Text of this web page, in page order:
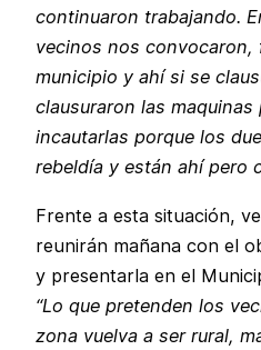
continuaron trabajando.
vecinos nos convocaron,
municipio y ahí si se
clausuraron las
incautarlas porque los
rebeldía y están ahí pero
Frente a esta situación,
reunirán mañana con el
y presentarla en el
“Lo que pretenden los
zona vuelva a ser rural,